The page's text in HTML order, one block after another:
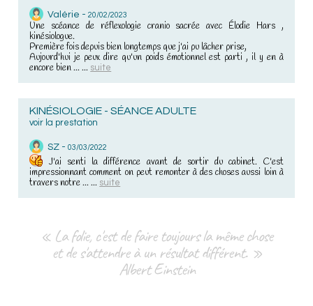
Valérie -20/02/2023
Une scéance de réflexologie cranio sacrée avec Élodie Hars ,
kinésiologue.
Première fois depuis bien longtemps que j'ai pu lâcher prise,
Aujourd'hui je peux dire qu'un poids émotionnel est parti , il y en à
encore bien ... ...suite
KINÉSIOLOGIE - SÉANCE ADULTE
voir la prestation
SZ -03/03/2022
J'ai senti la différence avant de sortir du cabinet. C'est
impressionnant comment on peut remonter à des choses aussi loin à
travers notre ... ...suite
« La folie, c'est de faire toujours la même chose
et de s'attendre à un résultat différent. »
Albert Einstein